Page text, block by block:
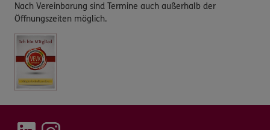
Nach Vereinbarung sind Termine auch außerhalb der
Öffnungszeiten möglich.